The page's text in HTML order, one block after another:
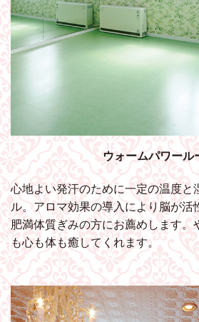
ウォームパワール
心地よい発汗のために一定の温度と
ル。アロマ効果の導入により脳が活
肥満体質ぎみの方にお薦めします。
も心も体も癒してくれます。